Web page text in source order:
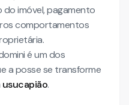
imóvel, pagamento
comportamentos
é um dos
a posse se transforme
usucapião.